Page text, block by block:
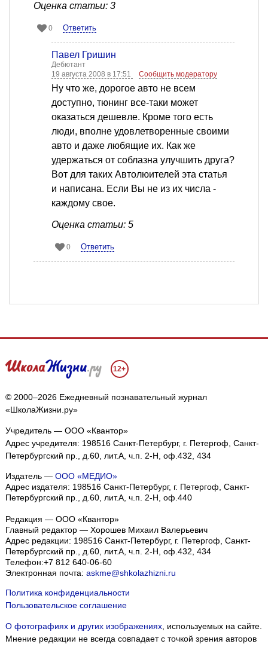
Оценка статьи: 3
0 Ответить
Павел Гришин
Дебютант
19 августа 2008 в 17:51
Сообщить модератору
Ну что же, дорогое авто не всем
доступно, тюнинг все-таки может
оказаться дешевле. Кроме того есть
люди, вполне удовлетворенные своими
авто и даже любящие их. Как же
удержаться от соблазна улучшить друга?
Вот для таких Автолюителей эта статья
и написана. Если Вы не из их числа -
каждому свое.
Оценка статьи: 5
0 Ответить
12+
© 2000–2026 Ежедневный познавательный журнал
«ШколаЖизни.ру»
Учредитель — ООО «Квантор»
Адрес учредителя: 198516 Санкт-Петербург, г. Петергоф, Санкт-
Петербургский пр., д.60, лит.А, ч.п. 2-Н, оф.432, 434
Издатель — ООО «МЕДИО»
Адрес издателя: 198516 Санкт-Петербург, г. Петергоф, Санкт-
Петербургский пр., д.60, лит.А, ч.п. 2-Н, оф.440
Редакция — ООО «Квантор»
Главный редактор — Хорошев Михаил Валерьевич
Адрес редакции: 198516 Санкт-Петербург, г. Петергоф, Санкт-
Петербургский пр., д.60, лит.А, ч.п. 2-Н, оф.432, 434
Телефон:+7 812 640-06-60
Электронная почта: askme@shkolazhizni.ru
Политика конфиденциальности
Пользовательское соглашение
О фотографиях и других изображениях, используемых на сайте.
Мнение редакции не всегда совпадает с точкой зрения авторов